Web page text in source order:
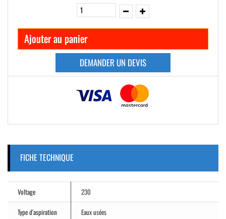
Ajouter au panier
DEMANDER UN DEVIS
FICHE TECHNIQUE
Voltage
230
Type d'aspiration
Eaux usées